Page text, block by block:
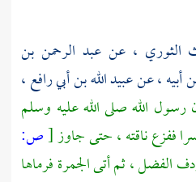
الثوري ، عنعبد الرحمن بن
أبيه ، عنعبيد الله بن أبي رافع،
رسول الله صلى الله عليه وسلم
ففزع ناقته ، حتى جاوز[ص:
الفضل ، ثم أتى الجمرة فرماها